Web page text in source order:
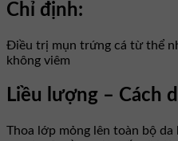
Chỉ định:
Điều trị mụn trứng cá từ thể
không viêm
Liều lượng – Cách
Thoa lớp mỏng lên toàn bộ